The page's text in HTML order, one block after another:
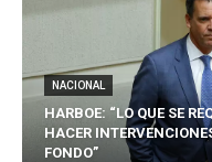
NACIONAL
HARBOE: “LO QUE SE
HACER
FONDO”